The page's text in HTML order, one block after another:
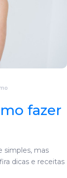
fazer
simples, mas
dicas e receitas